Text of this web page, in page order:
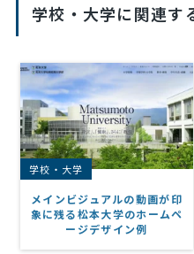
学校・大学に関連す
学校・大学
メインビジュアルの動画が印
象に残る松本大学のホームペ
ージデザイン例